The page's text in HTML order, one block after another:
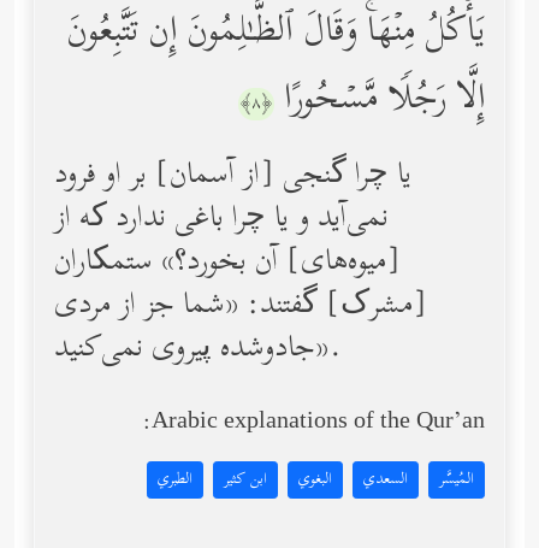
یَأۡكُلُ مِنۡهَاۚ وَقَالَ ٱلظَّـٰلِمُونَ إِن تَتَّبِعُونَ
إِلَّا رَجُلࣰا مَّسۡحُورًا ﴿٨﴾
یا چرا گنجی [از آسمان] بر او فرود
نمی‌آید و یا چرا باغی ندارد که از
[میوه‌های] آن بخورد؟» ستمکاران
[مشرک] گفتند: «شما جز از مردى
جادوشده پیروى نمى‌كنید».
Arabic explanations of the Qur’an:
المُيسَّر السعدي البغوي ابن كثير الطبري